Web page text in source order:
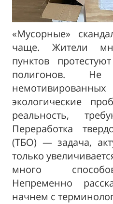
«Мусорные»
чаще. Жители
пунктов
полигонов.
экологические
реальность,
Переработка
(ТБО) — задача,
только
много
Непременно
начнем с